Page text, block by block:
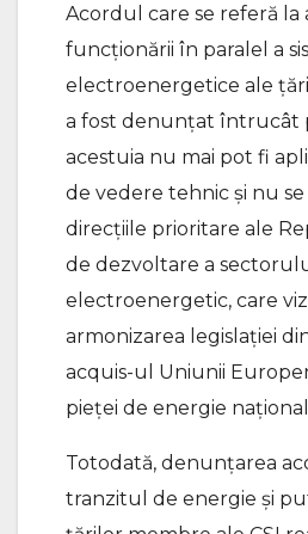
Acordul care se referă la
funcționării în paralel a
electroenergetice ale
a fost denunțat întrucât
acestuia nu mai pot fi
de vedere tehnic și nu se
direcțiile prioritare ale
de dezvoltare a
electroenergetic, care
armonizarea legislației
acquis-ul Uniunii
pieței de energie
Totodată, denunțarea
tranzitul de energie și